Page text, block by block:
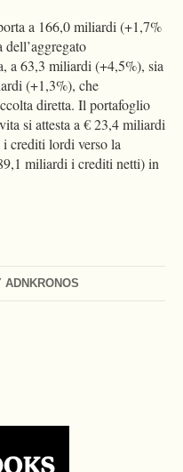
ADNKRONOS
a 166,0 miliardi (+1,7%
dell’aggregato
a 63,3 miliardi (+4,5%), sia
(+1,3%), che
diretta. Il portafoglio
si attesta a € 23,4 miliardi
crediti lordi verso la
miliardi i crediti netti) in